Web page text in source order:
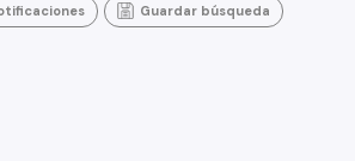
Guardar búsqueda